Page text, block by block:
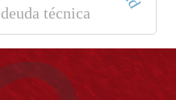
deuda técnica